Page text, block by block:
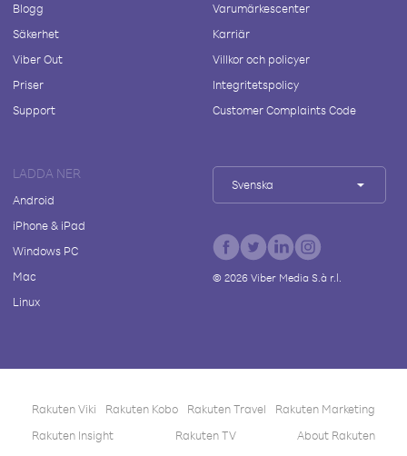
Blogg
Säkerhet
Viber Out
Priser
Support
Varumärkescenter
Karriär
Villkor och policyer
Integritetspolicy
Customer Complaints Code
LADDA NER
Android
iPhone & iPad
Windows PC
Mac
Linux
Svenska
© 2026Viber Media S.à r.l.
Rakuten Viki Rakuten Kobo Rakuten Travel
Rakuten Marketing
Rakuten Insight
Rakuten TV About Rakuten